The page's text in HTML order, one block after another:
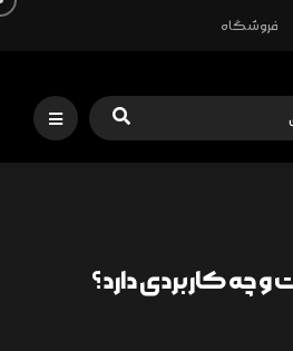
فروشگاه
چه کاربردی دارد؟